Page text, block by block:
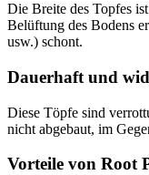
Die Breite des Topfes
Belüftung des Bodens
usw.) schont.
Dauerhaft und
Diese Töpfe sind
nicht abgebaut, im
Vorteile von Root